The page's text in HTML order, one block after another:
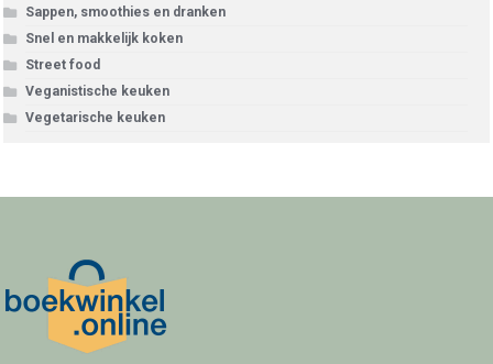
Sappen, smoothies en dranken
Snel en makkelijk koken
Street food
Veganistische keuken
Vegetarische keuken